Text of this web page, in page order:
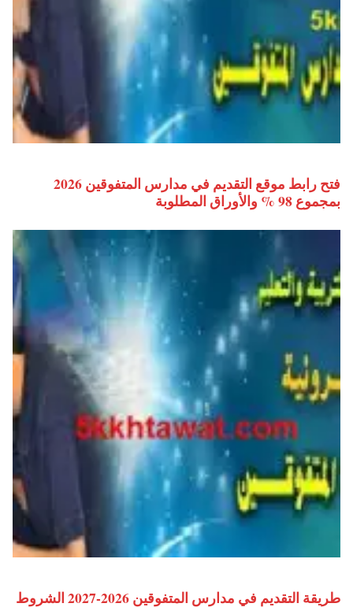
فتح رابط موقع التقديم في مدارس المتفوقين 2026
بمجموع 98 % والأوراق المطلوبة
طريقة التقديم في مدارس المتفوقين 2026-2027 الشروط